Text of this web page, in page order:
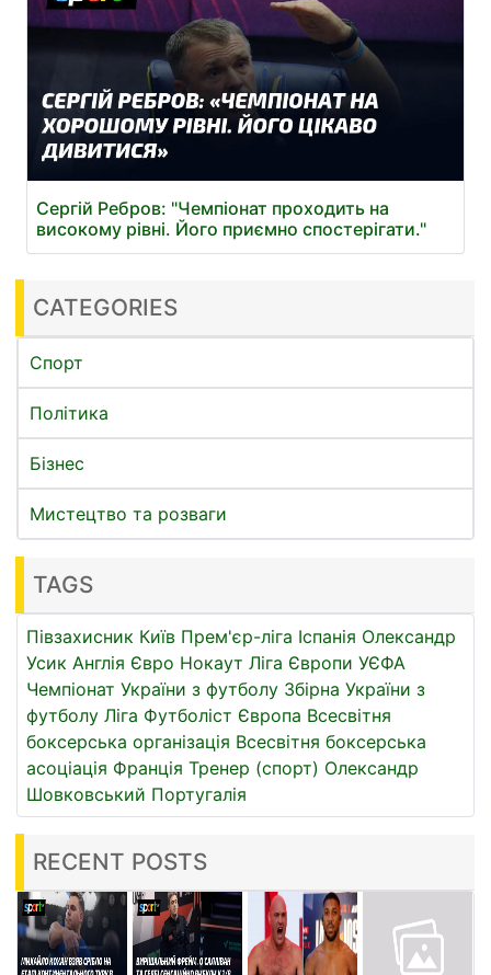
Сергій Ребров: "Чемпіонат проходить на
високому рівні. Його приємно спостерігати."
CATEGORIES
Спорт
Політика
Бізнес
Мистецтво та розваги
TAGS
Півзахисник Київ Прем'єр-ліга Іспанія Олександр
Усик Англія Євро Нокаут Ліга Європи УЄФА
Чемпіонат України з футболу Збірна України з
футболу Ліга Футболіст Європа Всесвітня
боксерська організація Всесвітня боксерська
асоціація Франція Тренер (спорт) Олександр
Шовковський Португалія
RECENT POSTS